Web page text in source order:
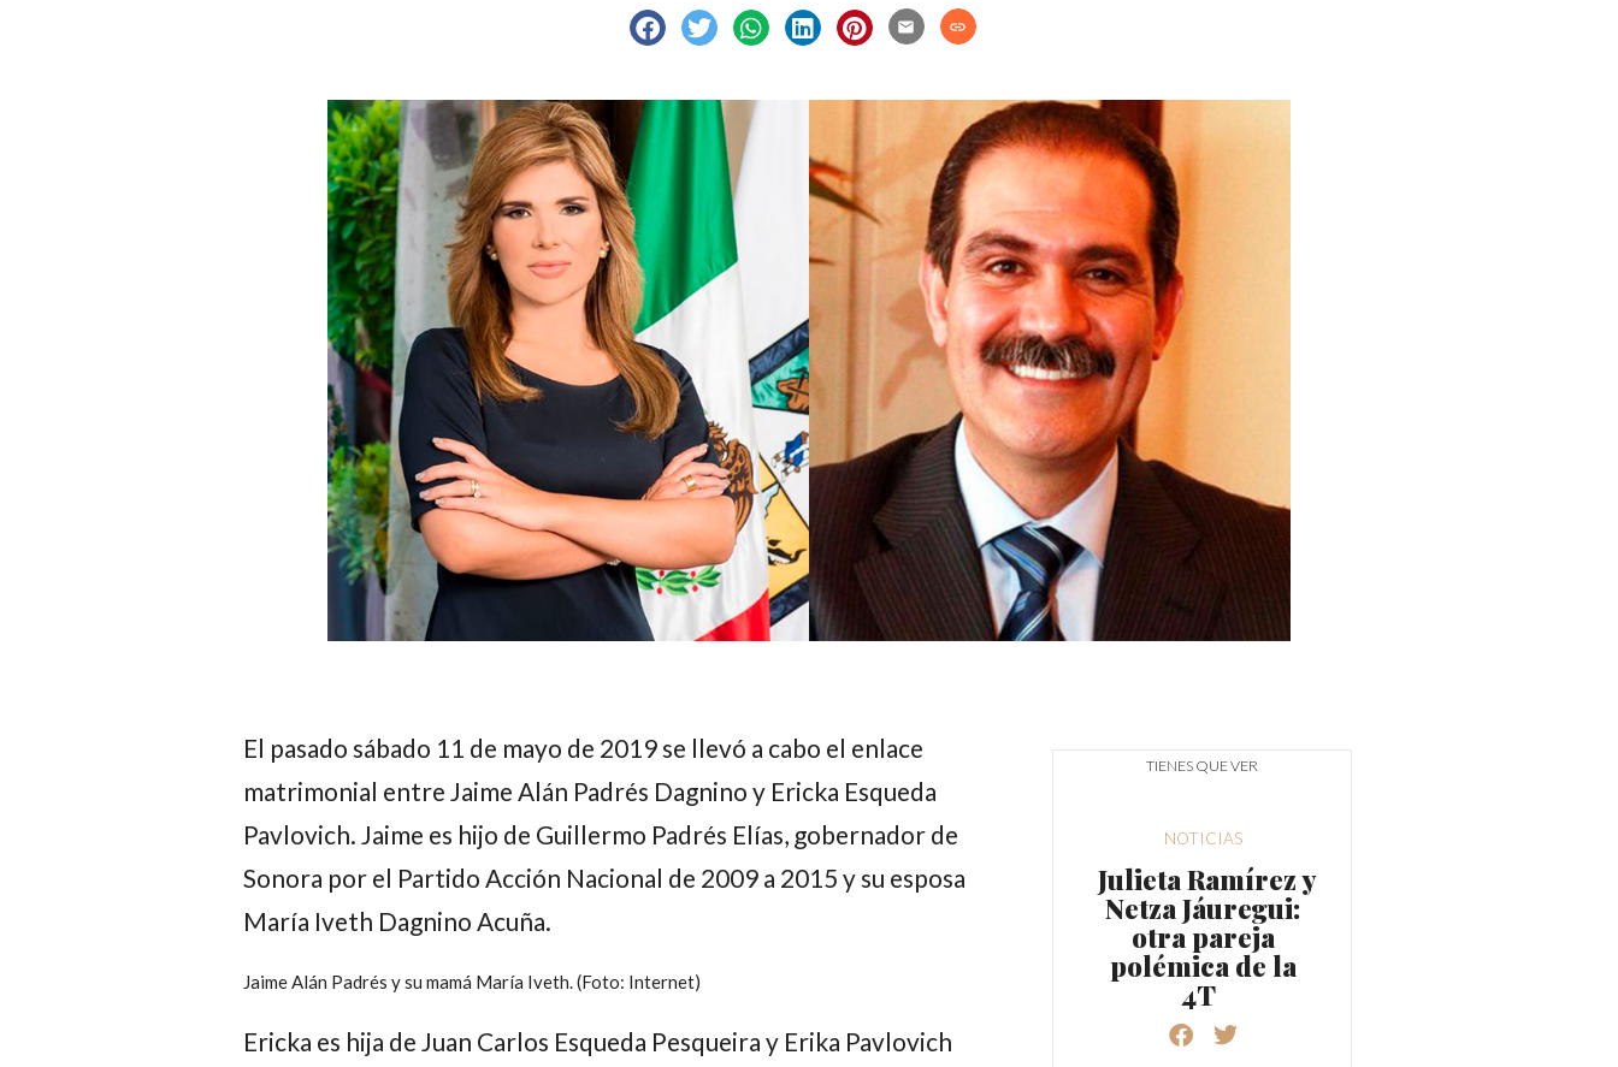
email link
El pasado sábado 11 de mayo de 2019 se llevó a cabo el enlace
matrimonial entre Jaime Alán Padrés Dagnino y Ericka Esqueda
Pavlovich. Jaime es hijo de Guillermo Padrés Elías, gobernador de
Sonora por el Partido Acción Nacional de 2009 a 2015 y su esposa
María Iveth Dagnino Acuña.
Jaime Alán Padrés y su mamá María Iveth. (Foto: Internet)
Ericka es hija de Juan Carlos Esqueda Pesqueira y Erika Pavlovich
TIENES QUE VER
NOTICIAS
Julieta Ramírez y
Netza Jáuregui:
otra pareja
polémica de la
4T